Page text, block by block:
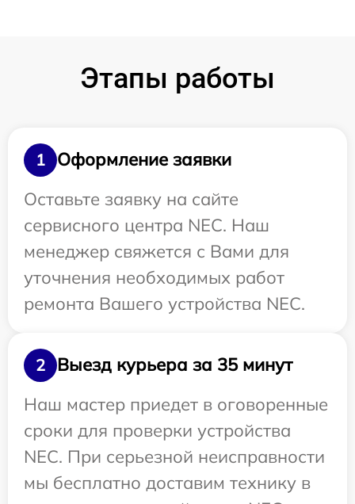
Этапы работы
1
Оформление заявки
Оставьте заявку на сайте
сервисного центра NEC. Наш
менеджер свяжется с Вами для
уточнения необходимых работ
ремонта Вашего устройства NEC.
2
Выезд курьера за 35 минут
Наш мастер приедет в оговоренные
сроки для проверки устройства
NEC. При серьезной неисправности
мы бесплатно доставим технику в